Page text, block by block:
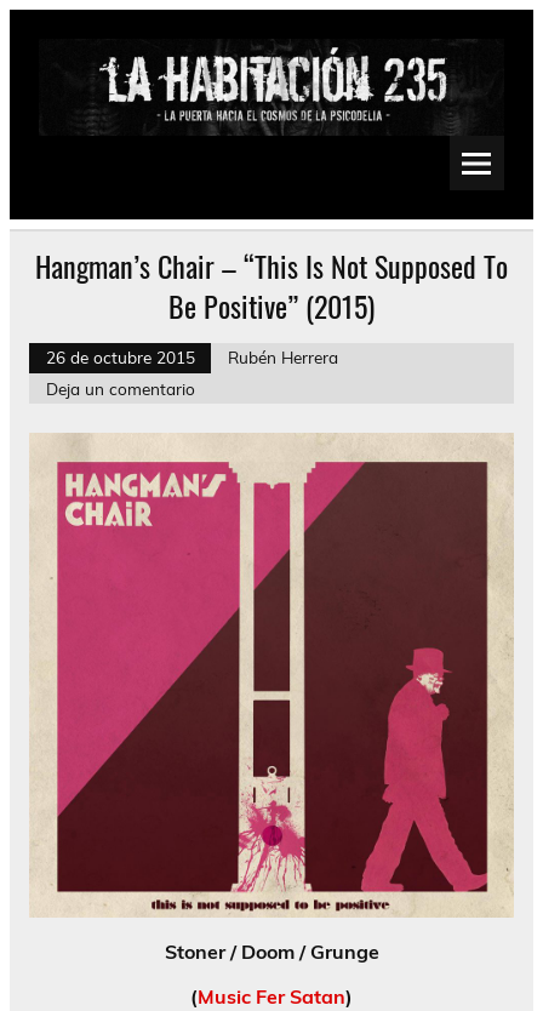
Saltar
Psychedelic, Stoner, Doom, Sludge, Fuzz, Space, Drone
Hangman’s Chair – “This Is Not Supposed To
Be Positive” (2015)
26 de octubre 2015
Rubén Herrera
Deja un comentario
Stoner / Doom / Grunge
(Music Fer Satan)